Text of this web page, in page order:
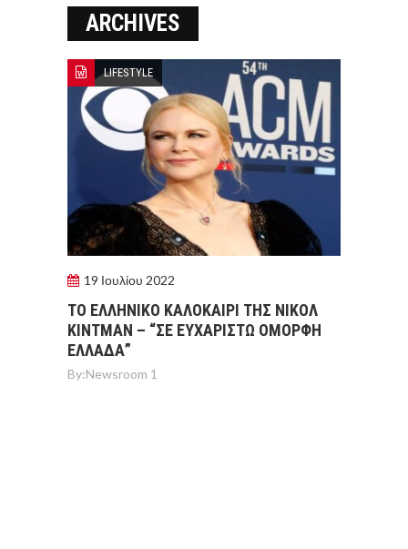
ARCHIVES
LIFESTYLE
19 Ιουλίου 2022
ΤΟ ΕΛΛΗΝΙΚΟ ΚΑΛΟΚΑΙΡΙ ΤΗΣ ΝΙΚΟΛ
ΚΙΝΤΜΑΝ – “ΣΕ ΕΥΧΑΡΙΣΤΩ ΟΜΟΡΦΗ
ΕΛΛΑΔΑ”
By:Newsroom 1